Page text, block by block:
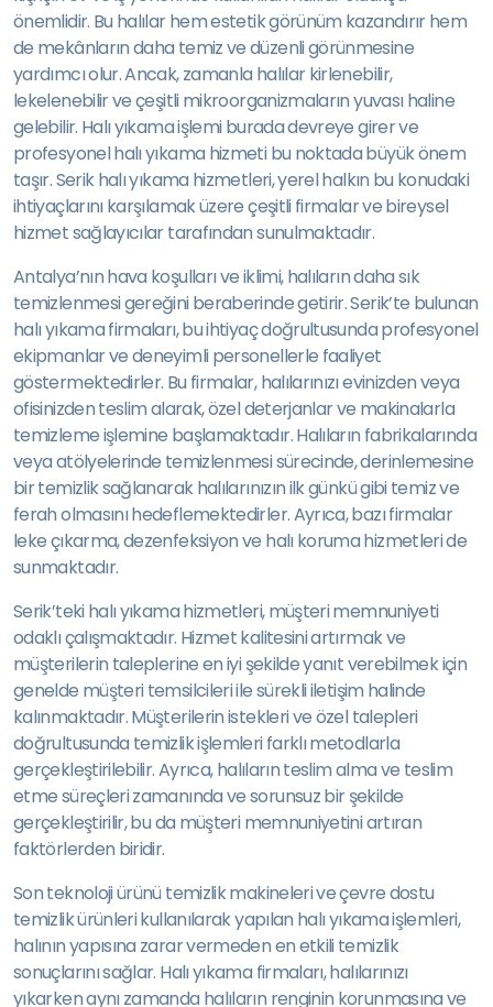
önemlidir. Bu halılar hem estetik görünüm kazandırır hem
de mekânların daha temiz ve düzenli görünmesine
yardımcı olur. Ancak, zamanla halılar kirlenebilir,
lekelenebilir ve çeşitli mikroorganizmaların yuvası haline
gelebilir. Halı yıkama işlemi burada devreye girer ve
profesyonel halı yıkama hizmeti bu noktada büyük önem
taşır. Serik halı yıkama hizmetleri, yerel halkın bu konudaki
ihtiyaçlarını karşılamak üzere çeşitli firmalar ve bireysel
hizmet sağlayıcılar tarafından sunulmaktadır.
Antalya’nın hava koşulları ve iklimi, halıların daha sık
temizlenmesi gereğini beraberinde getirir. Serik’te bulunan
halı yıkama firmaları, bu ihtiyaç doğrultusunda profesyonel
ekipmanlar ve deneyimli personellerle faaliyet
göstermektedirler. Bu firmalar, halılarınızı evinizden veya
ofisinizden teslim alarak, özel deterjanlar ve makinalarla
temizleme işlemine başlamaktadır. Halıların fabrikalarında
veya atölyelerinde temizlenmesi sürecinde, derinlemesine
bir temizlik sağlanarak halılarınızın ilk günkü gibi temiz ve
ferah olmasını hedeflemektedirler. Ayrıca, bazı firmalar
leke çıkarma, dezenfeksiyon ve halı koruma hizmetleri de
sunmaktadır.
Serik’teki halı yıkama hizmetleri, müşteri memnuniyeti
odaklı çalışmaktadır. Hizmet kalitesini artırmak ve
müşterilerin taleplerine en iyi şekilde yanıt verebilmek için
genelde müşteri temsilcileri ile sürekli iletişim halinde
kalınmaktadır. Müşterilerin istekleri ve özel talepleri
doğrultusunda temizlik işlemleri farklı metodlarla
gerçekleştirilebilir. Ayrıca, halıların teslim alma ve teslim
etme süreçleri zamanında ve sorunsuz bir şekilde
gerçekleştirilir, bu da müşteri memnuniyetini artıran
faktörlerden biridir.
Son teknoloji ürünü temizlik makineleri ve çevre dostu
temizlik ürünleri kullanılarak yapılan halı yıkama işlemleri,
halının yapısına zarar vermeden en etkili temizlik
sonuçlarını sağlar. Halı yıkama firmaları, halılarınızı
yıkarken aynı zamanda halıların renginin korunmasına ve